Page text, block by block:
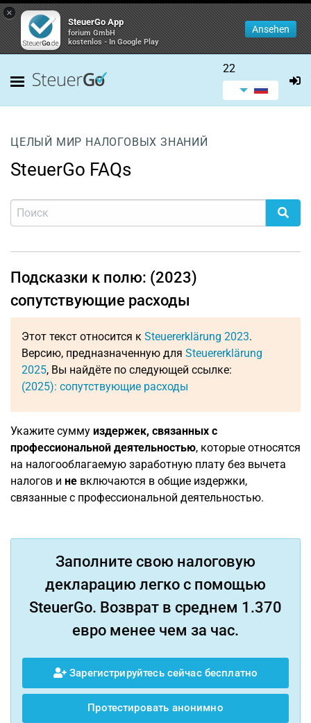
×
SteuerGo App
forium GmbH
kostenlos - In Google Play
Ansehen
22
ЦЕЛЫЙ МИР НАЛОГОВЫХ ЗНАНИЙ
SteuerGo FAQs
Подсказки к полю: (2023)
сопутствующие расходы
Этот текст относится к Steuererklärung 2023.
Версию, предназначенную для Steuererklärung
2025, Вы найдёте по следующей ссылке:
(2025): сопутствующие расходы
Укажите сумму издержек, связанных с
профессиональной деятельностью, которые относятся
на налогооблагаемую заработную плату без вычета
налогов и не включаются в общие издержки,
связанные с профессиональной деятельностью.
Заполните свою налоговую
декларацию легко с помощью
SteuerGo. Возврат в среднем 1.370
евро менее чем за час.
Зарегистрируйтесь сейчас бесплатно
Протестировать анонимно